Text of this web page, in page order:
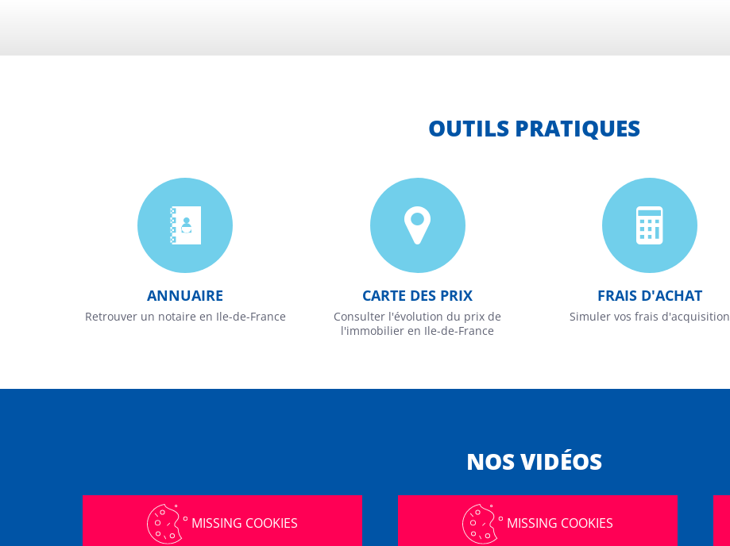
OUTILS PRATIQUES
ANNUAIRE
Retrouver un notaire en Ile-de-France
CARTE DES PRIX
Consulter l'évolution du prix de
l'immobilier en Ile-de-France
FRAIS D'ACHAT
Simuler vos frais d'acquisition
NOS VIDÉOS
MISSING COOKIES MISSING COOKIES